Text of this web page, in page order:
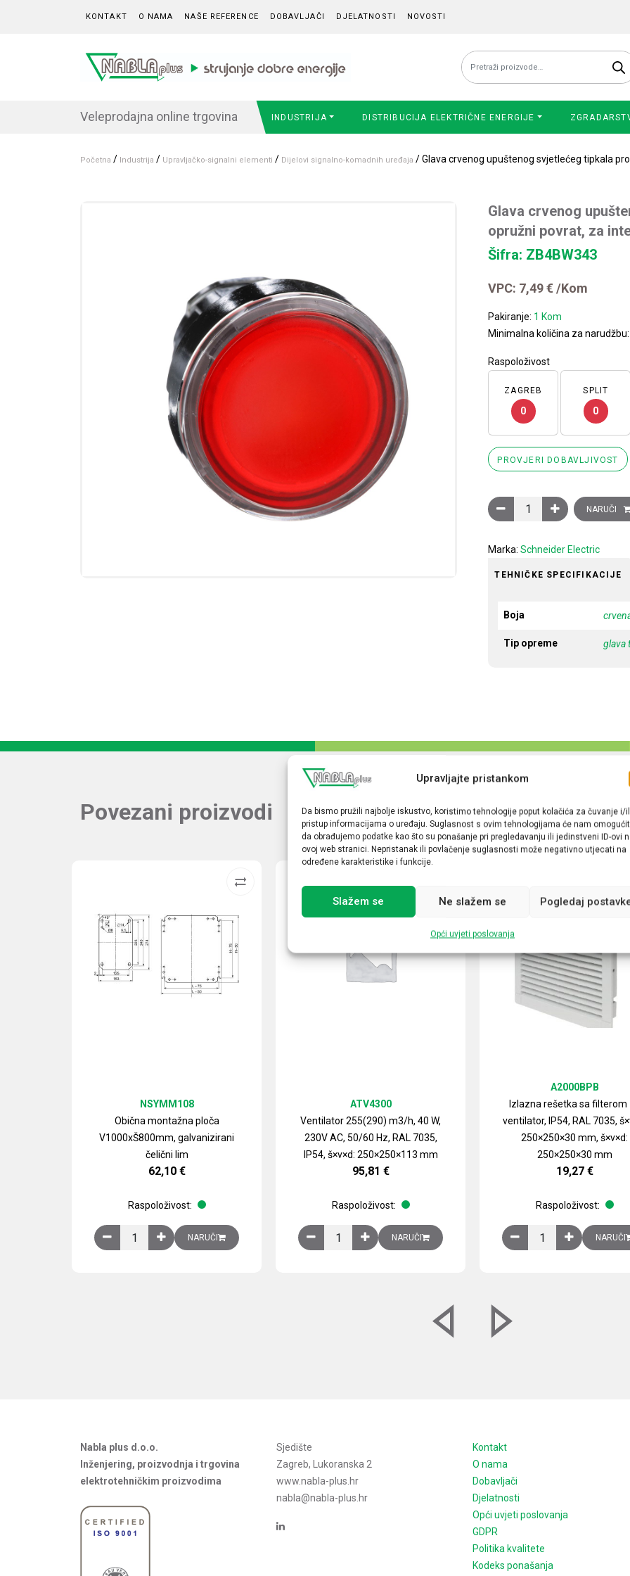
Upravljajte pristankom
Da bismo pružili najbolje iskustvo, koristimo tehnologije poput kolačića za čuvanje i/
pristup informacijama o uređaju. Suglasnost s ovim tehnologijama će nam
da obrađujemo podatke kao što su ponašanje pri pregledavanju ili jedinstveni ID-ovi
ovoj web stranici. Nepristanak ili povlačenje suglasnosti može negativno utjecati na
određene karakteristike i funkcije.
Slažem se Ne slažem se Pogledaj
Opći uvjeti poslovanja
KONTAKT O NAMA NAŠE REFERENCE DOBAVLJAČI DJELATNOSTI NOVOSTI
Pretraži:
Veleprodajna online trgovina INDUSTRIJA DISTRIBUCIJA ELEKTRIČNE ENERGIJE
Početna / Industrija / Upravljačko-signalni elementi / Dijelovi signalno-komadnih uređaja / Glava crvenog upuštenog svjetlećeg tipkala
Glava crvenog
opružni povrat, za
Šifra: ZB4BW343
VPC: 7,49€ /Kom
Pakiranje: 1 Kom
Minimalna količina za narudžbu:
Raspoloživost
ZAGREB
0
SPLIT
0
PROVJERI DOBAVLJIVOST
Glava crvenog NARUČI
Marka:Schneider Electric
TEHNIČKE SPECIFIKACIJE
Boja
Tip opreme glava
Povezani proizvodi
Obična montažna ploča
V1000xŠ800mm, galvanizirani
čelični lim
NSYMM108
62,10 €
Raspoloživost:
Obična montažna ploča V1000xŠ800mm, galvanizirani čelični lim količina
NARUČI
Ventilator 255(290) m3/h, 40 W,
230V AC, 50/60 Hz, RAL 7035,
IP54, š×v×d: 250×250×113 mm
ATV4300
95,81 €
Raspoloživost:
Ventilator 255(290) m3/h, 40 W, 230V AC, 50/60 Hz, RAL 7035,
NARUČI
Izlazna rešetka sa filterom
ventilator, IP54, RAL 7035,
250×250×30 mm, š×v×d:
250×250×30 mm
A2000BPB
19,27 €
Raspoloživost:
Izlazna rešetka saNARUČI
Nabla plus d.o.o.
Inženjering, proizvodnja i trgovina
elektrotehničkim proizvodima
Sjedište
Zagreb, Lukoranska 2
www.nabla-plus.hr
nabla@nabla-plus.hr
Kontakt
O nama
Dobavljači
Djelatnosti
Opći uvjeti poslovanja
GDPR
Politika kvalitete
Kodeks ponašanja